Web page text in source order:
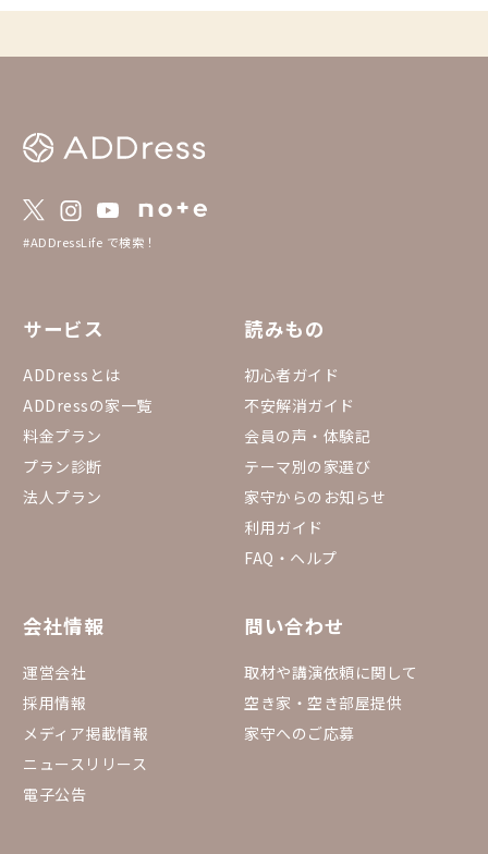
#ADDressLife で検索！
サービス
ADDressとは
ADDressの家一覧
料金プラン
プラン診断
法人プラン
読みもの
初心者ガイド
不安解消ガイド
会員の声・体験記
テーマ別の家選び
家守からのお知らせ
利用ガイド
FAQ・ヘルプ
会社情報
運営会社
採用情報
メディア掲載情報
ニュースリリース
電子公告
問い合わせ
取材や講演依頼に関して
空き家・空き部屋提供
家守へのご応募